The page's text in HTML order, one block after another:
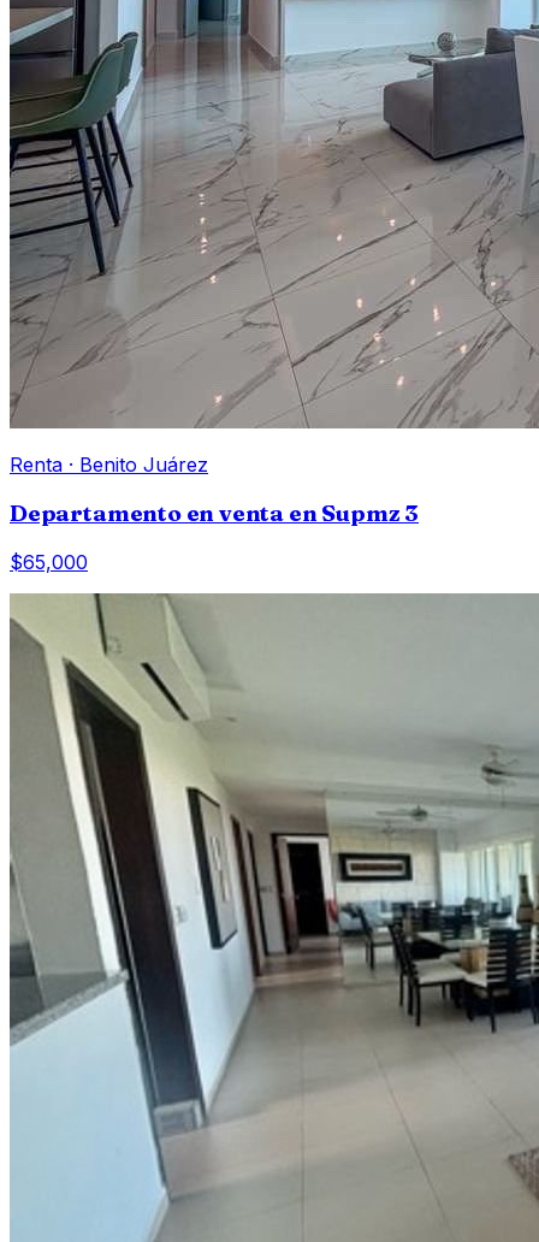
Renta · Benito Juárez
Departamento en venta en Supmz 3
$65,000